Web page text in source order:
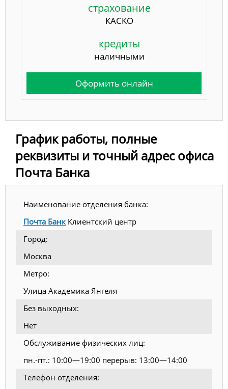
страхование
КАСКО
кредиты
наличными
Оформить онлайн
График работы, полные
реквизиты и точный адрес офиса
Почта Банка
Наименование отделения банка:
Почта БанкКлиентский центр
Город:
Москва
Метро:
Улица Академика Янгеля
Без выходных:
Нет
Обслуживание физических лиц:
пн.-пт.: 10:00—19:00 перерыв: 13:00—14:00
Телефон отделения: